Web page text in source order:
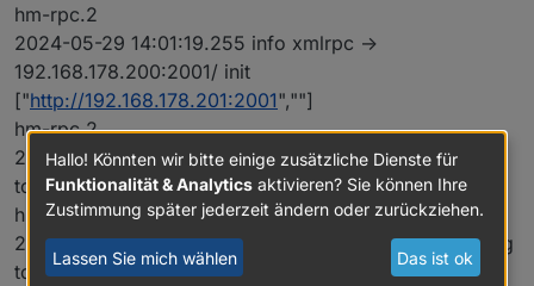
hm-rpc.2
2024-05-29 14:01:19.255 info xmlrpc ->
192.168.178.200:2001/ init
["http://192.168.178.201:2001",""]
hm-rpc.2
2024-05-29 14:01:19.252 error Init not possible, going
to stop: Unknown XML-RPC tag 'TITLE'
hm-rpc.2
2024-05-29 14:00:49.254 error Init not possible, going
to stop: Unknown XML-RPC tag 'TITLE'
Hallo! Könnten wir bitte einige zusätzliche Dienste für
Funktionalität & Analytics aktivieren? Sie können Ihre
Zustimmung später jederzeit ändern oder zurückziehen.
Lassen Sie mich wählen Das ist ok